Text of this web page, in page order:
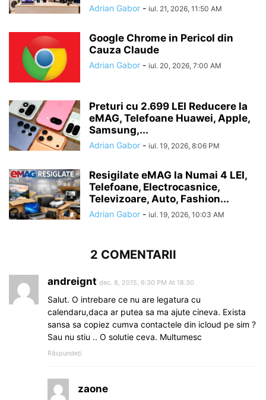
Adrian Gabor - iul. 21, 2026, 11:50 AM
Google Chrome in Pericol din
Cauza Claude
Adrian Gabor - iul. 20, 2026, 7:00 AM
Preturi cu 2.699 LEI Reducere la
eMAG, Telefoane Huawei, Apple,
Samsung,...
Adrian Gabor - iul. 19, 2026, 8:06 PM
Resigilate eMAG la Numai 4 LEI,
Telefoane, Electrocasnice,
Televizoare, Auto, Fashion...
Adrian Gabor - iul. 19, 2026, 10:03 AM
2 COMENTARII
andreignt dec. 8, 2015, 6:30 PM At 18:30
Salut. O intrebare ce nu are legatura cu
calendaru,daca ar putea sa ma ajute cineva. Exista
sansa sa copiez cumva contactele din icloud pe sim ?
Sau nu stiu .. O solutie ceva. Multumesc
Răspundeți
zaone